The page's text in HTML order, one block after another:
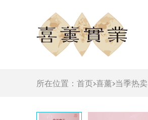
所在位置： 首页>喜薰>当季热卖